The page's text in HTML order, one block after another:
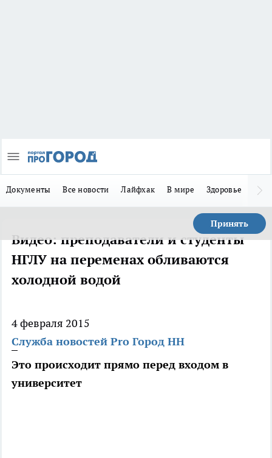
Документы Все новости Лайфхак В мире Здоровье
Принять
Видео: преподаватели и студенты
НГЛУ на переменах обливаются
холодной водой
4 февраля 2015
Служба новостей Pro Город НН
Это происходит прямо перед входом в
университет